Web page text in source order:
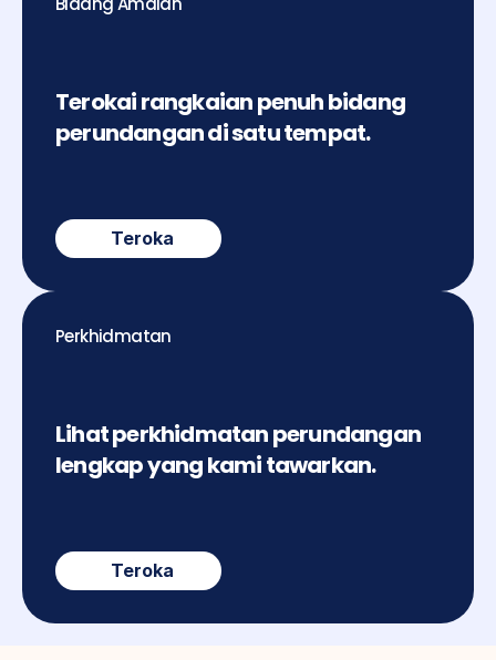
Terokai rangkaian penuh bidang
perundangan di satu tempat.
Teroka
Perkhidmatan
Lihat perkhidmatan perundangan
lengkap yang kami tawarkan.
Teroka